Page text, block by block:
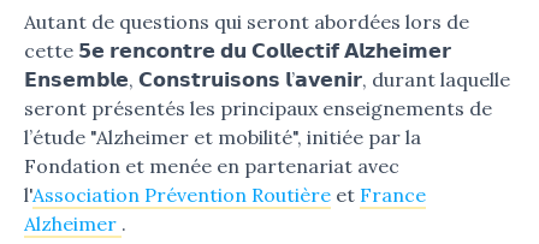
Autant de questions qui seront abordées lors de
cette 𝟱𝗲 𝗿𝗲𝗻𝗰𝗼𝗻𝘁𝗿𝗲 𝗱𝘂 𝗖𝗼𝗹𝗹𝗲𝗰𝘁𝗶𝗳 𝗔𝗹𝘇𝗵𝗲𝗶𝗺𝗲𝗿
𝗘𝗻𝘀𝗲𝗺𝗯𝗹𝗲, 𝗖𝗼𝗻𝘀𝘁𝗿𝘂𝗶𝘀𝗼𝗻𝘀 𝗹’𝗮𝘃𝗲𝗻𝗶𝗿, durant laquelle
seront présentés les principaux enseignements de
l’étude "Alzheimer et mobilité", initiée par la
Fondation et menée en partenariat avec
l'Association Prévention Routière et France
Alzheimer .